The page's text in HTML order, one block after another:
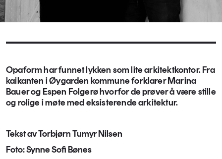
Opaform har funnet lykken som lite arkitektkontor. Fra
kaikanten i Øygarden kommune forklarer Marina
Bauer og Espen Folgerø hvorfor de prøver å være stille
og rolige i møte med eksisterende arkitektur.
Tekst av Torbjørn Tumyr Nilsen
Foto: Synne Sofi Bønes